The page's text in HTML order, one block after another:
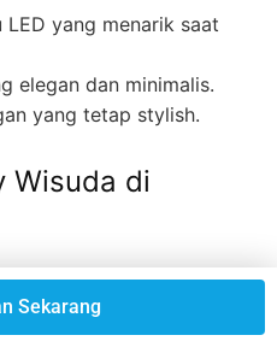
yang menarik saat
elegan dan minimalis.
yang tetap stylish.
Wisuda di
. Mereka
Sekarang